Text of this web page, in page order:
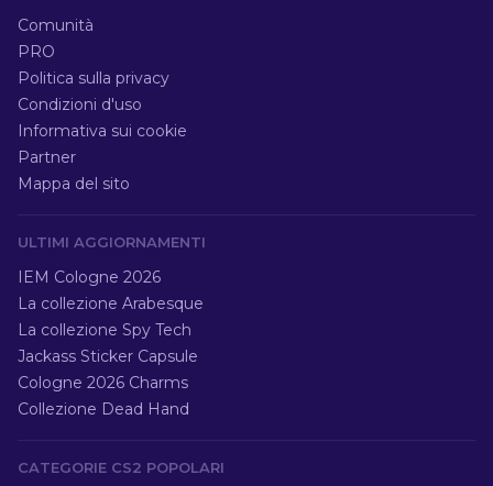
Comunità
PRO
Politica sulla privacy
Condizioni d'uso
Informativa sui cookie
Partner
Mappa del sito
ULTIMI AGGIORNAMENTI
IEM Cologne 2026
La collezione Arabesque
La collezione Spy Tech
Jackass Sticker Capsule
Cologne 2026 Charms
Collezione Dead Hand
CATEGORIE CS2 POPOLARI